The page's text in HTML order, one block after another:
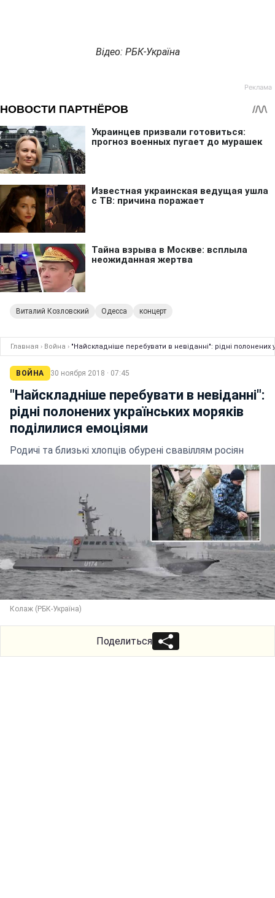
Відео: РБК-Україна
Виталий Козловский Одесса концерт
Главная › Война › "Найскладніше перебувати в невіданні": рідні полонених
ВОЙНА 30 ноября 2018 · 07:45
"Найскладніше перебувати в невіданні":
рідні полонених українських моряків
поділилися емоціями
Родичі та близькі хлопців обурені свавіллям росіян
Колаж (РБК-Україна)
Поделиться